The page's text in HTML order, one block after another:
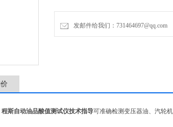
发邮件给我们：731464697@qq.com
程斯自动油品酸值测试仪技术指导可准确检测变压器油、汽轮